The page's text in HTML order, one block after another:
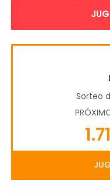
Sorteo